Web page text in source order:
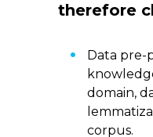
therefore
Data pre-
domain,
corpus.